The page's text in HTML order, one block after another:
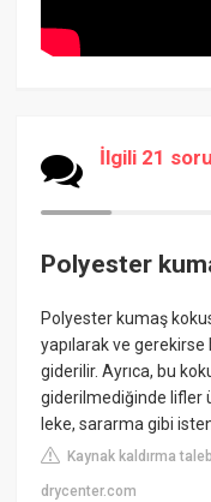
İlgili 21
Polyester
Polyester kumaş
yapılarak ve
giderilir. Ayrıca, bu
giderilmediğinde lifler
leke, sararma gibi
Kaynak kaldırma
drycenter.com